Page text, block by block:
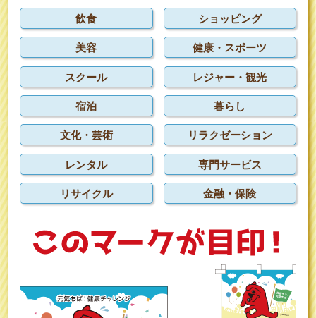
飲食
ショッピング
美容
健康・スポーツ
スクール
レジャー・観光
宿泊
暮らし
文化・芸術
リラクゼーション
レンタル
専門サービス
リサイクル
金融・保険